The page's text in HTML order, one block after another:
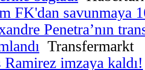
FK'dan savunmaya
Penetra’nın
Transfermarkt
Ramirez imzaya kaldı!